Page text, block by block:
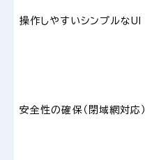
操作しやすいシンプルなUI
安全性の確保（閉域網対応）